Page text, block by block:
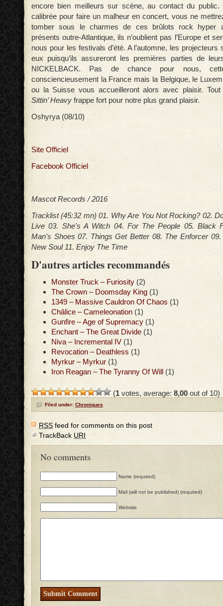
encore bien meilleurs sur scène, au contact du public.
calibrée pour faire un malheur en concert, vous ne
tomber sous le charmes de ces brûlots rock hyper
présents outre-Atlantique, ils n’oublient pas l’Europe et
nous pour les festivals d’été. A l’automne, les projecteurs
eux puisqu’ils assureront les premières parties de
NICKELBACK. Pas de chance pour nous,
consciencieusement la France mais la Belgique, le
ou la Suisse vous accueilleront alors avec plaisir.
Sittin’ Heavy frappe fort pour notre plus grand plaisir.
Oshyrya (08/10)
Site Officiel
Facebook Officiel
Mascot Records / 2016
Tracklist (45:32 mn) 01. Why Are You Not Rocking? 02.
Live 03. She's A Witch 04. For The People 05. Black
Man's Shoes 07. Things Get Better 08. The Enforcer
New Soul 11. Enjoy The Time
D'autres articles recommandés
Monster Truck – Furiosity (2)
The Crown – Doomsday King (1)
1349 – Massive Cauldron Of Chaos (1)
Châlice – Cameleonation (1)
Gunfire – Age of Supremacy (1)
Enchant – The Great Divide (1)
Niva – Incremental IV (1)
Revocation – Deathless (1)
Myrkur – Myrkur (1)
Iron Reagan – The Tyranny Of Will (1)
(1 votes, average: 8,00 out of 10)
Filed under: Chroniques
RSS feed for comments on this post
TrackBack URI
No comments
Name (required)
Mail (will not be published) (required)
Website